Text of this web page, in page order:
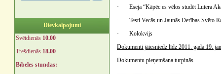
Dievkalpojumi
Svētdienās 10.00
Trešdienās 18.00
Bībeles stundas:
· Eseja “Kāpēc es vēlos studēt Lutera
· Testi Vecās un Jaunās Derības Svēto
· Kolokvijs
Dokumenti jāiesniedz līdz 2011. gada 19.
Dokumentu pieņemšana turpinās